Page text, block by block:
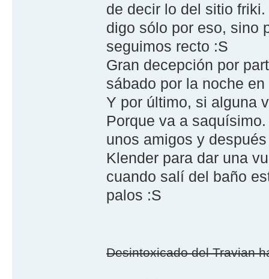
de decir lo del sitio
digo sólo por eso, sino
seguimos recto :S
Gran decepción por
sábado por la noche
Y por último, si alguna
Porque va a
unos amigos y
Klender para dar una
cuando salí del baño
palos :S
Desintoxicado del Travian